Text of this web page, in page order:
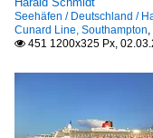
Seehäfen / Deutschland /
Cunard Line, Southampton,
 451 1200x325 Px,